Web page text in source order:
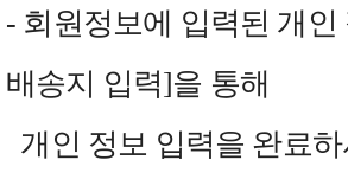
- 회원정보에 입력된 개
배송지 입력]을 통해
개인 정보 입력을 완료